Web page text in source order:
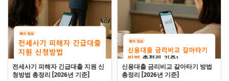
전세사기 피해자 긴급대출 지원 신
청방법 총정리 [2026년 기준]
신용대출 금리비교 갈아타기 방법
총정리 [2026년 기준]